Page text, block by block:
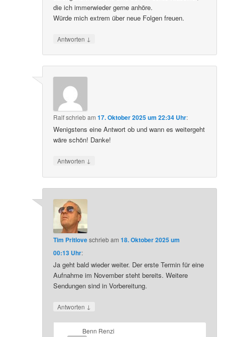
die ich immerwieder gerne anhöre.
Würde mich extrem über neue Folgen freuen.
Antworten ↓
Ralfschriebam17. Oktober 2025 um 22:34 Uhr:
Wenigstens eine Antwort ob und wann es weitergeht
wäre schön! Danke!
Antworten ↓
Tim Pritloveschriebam18. Oktober 2025 um
00:13 Uhr:
Ja geht bald wieder weiter. Der erste Termin für eine
Aufnahme im November steht bereits. Weitere
Sendungen sind in Vorbereitung.
Antworten ↓
Benn Renzi